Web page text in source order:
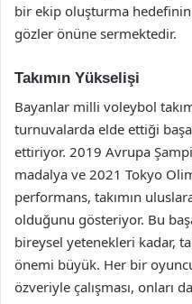
bir ekip oluşturma
gözler önüne sermektedir.
Takımın Yükselişi
Bayanlar milli voleybol
turnuvalarda elde ettiği
ettiriyor. 2019 Avrupa
madalya ve 2021 Tokyo
performans, takımın
olduğunu gösteriyor. Bu
bireysel yetenekleri kadar,
önemi büyük. Her bir
özveriyle çalışması, onları